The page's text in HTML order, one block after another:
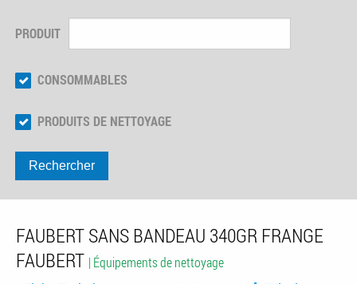
PRODUIT
CONSOMMABLES
PRODUITS DE NETTOYAGE
Rechercher
FAUBERT SANS BANDEAU 340GR FRANGE
FAUBERT | Équipements de nettoyage